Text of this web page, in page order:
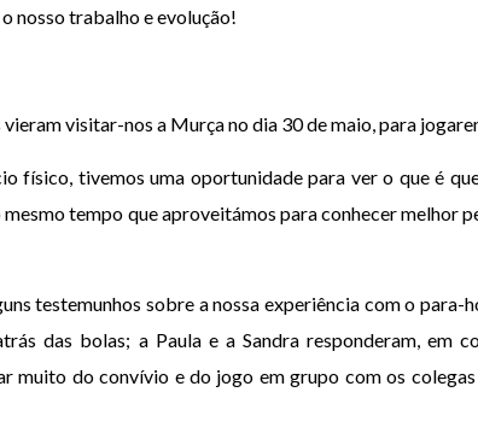
nosso trabalho e evolução!
visitar-nos a Murça no dia 30 de maio, para
físico, tivemos uma oportunidade para ver o que é
tempo que aproveitámos para conhecer melhor
testemunhos sobre a nossa experiência com o para-
das bolas; a Paula e a Sandra responderam, em
muito do convívio e do jogo em grupo com os